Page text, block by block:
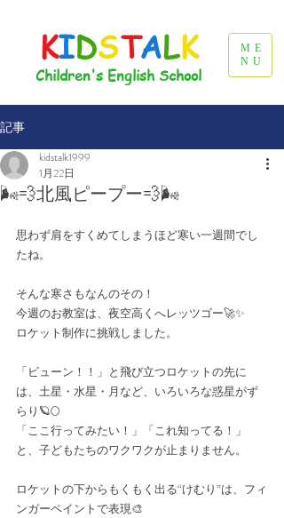
ME
NU
KIDSTALK
Children's English School
記事
🌬️💨北風ピープー💨🌬️
kidstalk1999
1月22日
思わず肩をすくめてしまうほど寒い一週間でし
たね。
そんな寒さもなんのその！
今週のお教室は、夜空高くへレッツゴー🚀✨
ロケット制作に挑戦しました。
「ビューン！！」と飛び立つロケットの先に
は、土星・水星・月など、いろいろな惑星がず
らり🪐🌕
「ここ行ってみたい！」「これ知ってる！」
と、子どもたちのワクワクが止まりません。
ロケットの下からもくもく出る“けむり”は、フィ
ンガーペイントで表現🎨